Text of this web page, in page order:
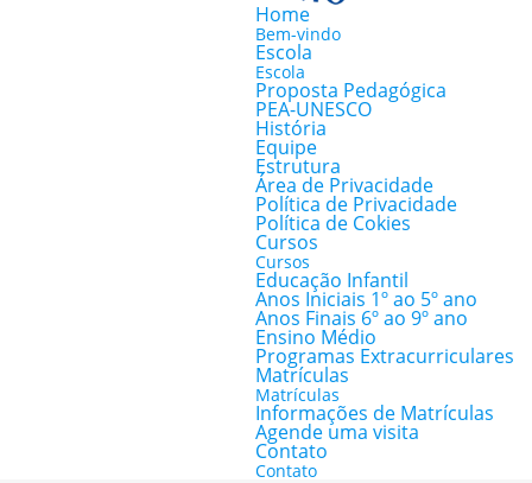
Home
Bem-vindo
Escola
Escola
Proposta Pedagógica
PEA-UNESCO
História
Equipe
Estrutura
Área de Privacidade
Política de Privacidade
Política de Cokies
Cursos
Cursos
Educação Infantil
Anos Iniciais 1º ao 5º ano
Anos Finais 6º ao 9º ano
Ensino Médio
Programas Extracurriculares
Matrículas
Matrículas
Informações de Matrículas
Agende uma visita
Contato
Contato